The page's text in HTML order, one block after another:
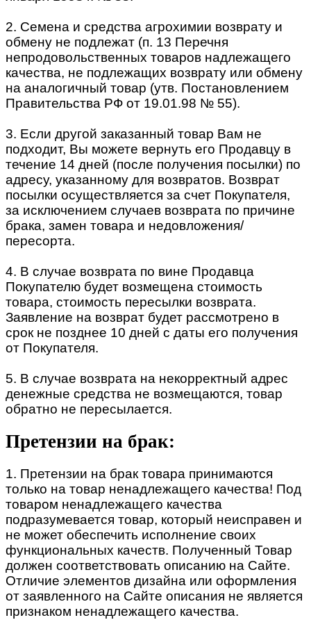
2. Семена и средства агрохимии возврату и
обмену не подлежат (п. 13 Перечня
непродовольственных товаров надлежащего
качества, не подлежащих возврату или обмену
на аналогичный товар (утв. Постановлением
Правительства РФ от 19.01.98 № 55).
3. Если другой заказанный товар Вам не
подходит, Вы можете вернуть его Продавцу в
течение 14 дней (после получения посылки) по
адресу, указанному для возвратов. Возврат
посылки осуществляется за счет Покупателя,
за исключением случаев возврата по причине
брака, замен товара и недовложения/
пересорта.
4. В случае возврата по вине Продавца
Покупателю будет возмещена стоимость
товара, стоимость пересылки возврата.
Заявление на возврат будет рассмотрено в
срок не позднее 10 дней с даты его получения
от Покупателя.
5. В случае возврата на некорректный адрес
денежные средства не возмещаются, товар
обратно не пересылается.
Претензии на брак:
1. Претензии на брак товара принимаются
только на товар ненадлежащего качества! Под
товаром ненадлежащего качества
подразумевается товар, который неисправен и
не может обеспечить исполнение своих
функциональных качеств. Полученный Товар
должен соответствовать описанию на Сайте.
Отличие элементов дизайна или оформления
от заявленного на Сайте описания не является
признаком ненадлежащего качества.